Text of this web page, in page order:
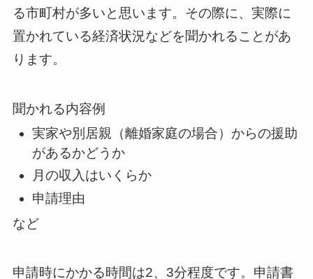
る市町村が多いと思います。その際に、実際に
置かれている経済状況などを聞かれることがあ
ります。
聞かれる内容例
実家や別居親（離婚家庭の場合）からの援助
があるかどうか
月の収入はいくらか
申請理由
など
申請時にかかる時間は2、3分程度です。申請書